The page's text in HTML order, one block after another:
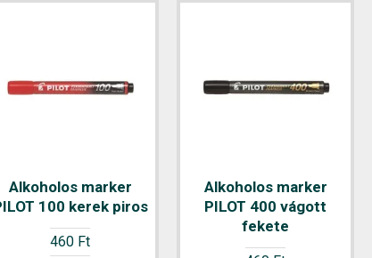
Alkoholos marker
300 kerek
zöld
Alkoholos marker
100 kerek piros
460 Ft
Alkoholos marker
PILOT 400 vágott
fekete